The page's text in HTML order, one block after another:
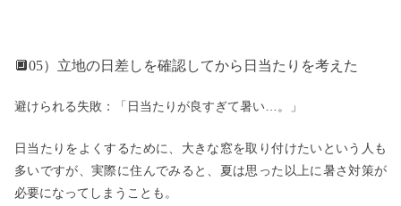
🔲05）立地の日差しを確認してから日当たりを考えた
避けられる失敗：「日当たりが良すぎて暑い…。」
日当たりをよくするために、大きな窓を取り付けたいという人も
多いですが、実際に住んでみると、夏は思った以上に暑さ対策が
必要になってしまうことも。